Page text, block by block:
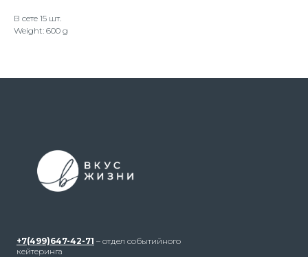
В сете 15 шт.
Weight: 600 g
+7(499)647-42-71 – отдел событийного
кейтеринга